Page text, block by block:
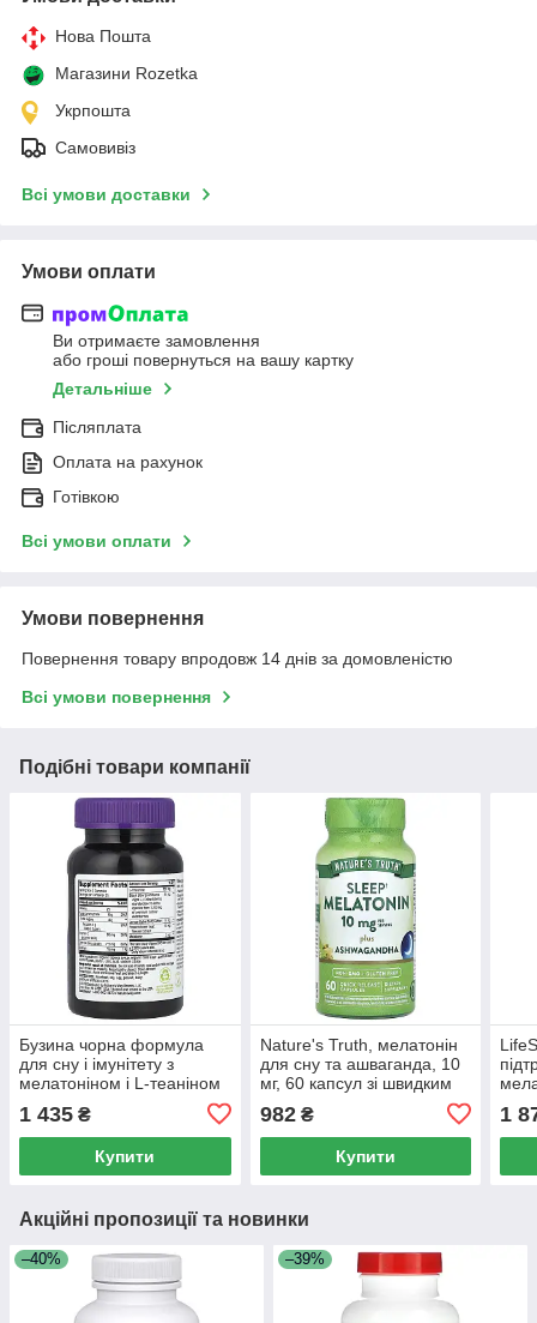
Нова Пошта
Магазини Rozetka
Укрпошта
Самовивіз
Всі умови доставки
Умови оплати
Ви отримаєте замовлення
або гроші повернуться на вашу картку
Детальніше
Післяплата
Оплата на рахунок
Готівкою
Всі умови оплати
Умови повернення
Повернення товару впродовж 14 днів за домовленістю
Всі умови повернення
Подібні товари компанії
Бузина чорна формула
для сну і імунітету з
мелатоніном і L-теаніном
Nature's Way (Sambucus
Sleep + Immune with
Melatonin &
1 435 ₴
Купити
Nature's Truth, мелатонін
для сну та ашваганда, 10
мг, 60 капсул зі швидким
капсулі)
982₴
Купити
1
Акційні пропозиції та новинки
–40% –39%